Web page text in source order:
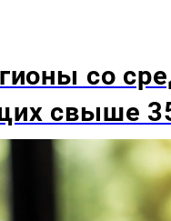
со
свыше